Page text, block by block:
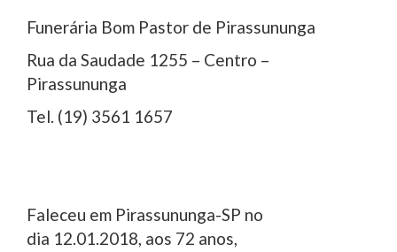
Funerária Bom Pastor de Pirassununga
Rua da Saudade 1255 – Centro –
Pirassununga
Tel. (19) 3561 1657
Faleceu em Pirassununga-SP no
dia 12.01.2018, aos 72 anos,